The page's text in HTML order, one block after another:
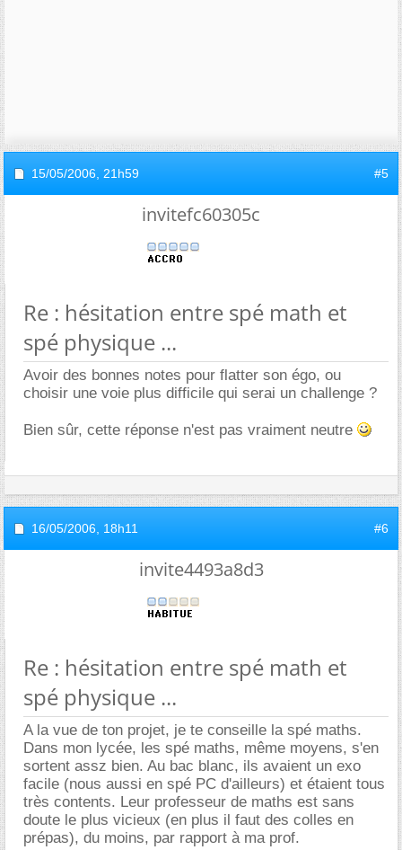
15/05/2006, 21h59 #5
invitefc60305c
Re : hésitation entre spé math et
spé physique ...
Avoir des bonnes notes pour flatter son égo, ou
choisir une voie plus difficile qui serai un challenge ?
Bien sûr, cette réponse n'est pas vraiment neutre
16/05/2006, 18h11 #6
invite4493a8d3
Re : hésitation entre spé math et
spé physique ...
A la vue de ton projet, je te conseille la spé maths.
Dans mon lycée, les spé maths, même moyens, s'en
sortent assz bien. Au bac blanc, ils avaient un exo
facile (nous aussi en spé PC d'ailleurs) et étaient tous
très contents. Leur professeur de maths est sans
doute le plus vicieux (en plus il faut des colles en
prépas), du moins, par rapport à ma prof.